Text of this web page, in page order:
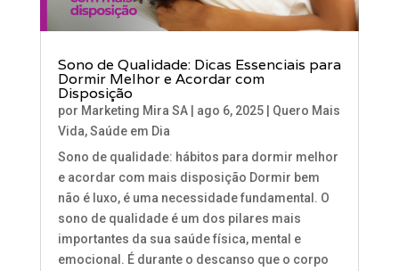
Sono de Qualidade: Dicas Essenciais para
Dormir Melhor e Acordar com
Disposição
por Marketing Mira SA| ago 6, 2025| Quero Mais
Vida,Saúde em Dia
Sono de qualidade: hábitos para dormir melhor
e acordar com mais disposição Dormir bem
não é luxo, é uma necessidade fundamental. O
sono de qualidade é um dos pilares mais
importantes da sua saúde física, mental e
emocional. É durante o descanso que o corpo